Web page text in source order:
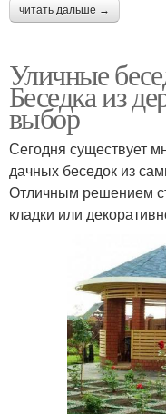
читать дальше →
Уличные
Беседка из
выбор
Сегодня существует
дачных беседок из
Отличным решением
кладки или